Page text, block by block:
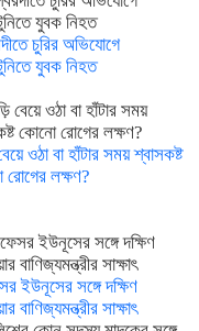
চুরির অভিযোগে
যুবক নিহত
ওঠা বা হাঁটার সময় শ্বাসকষ্ট
লক্ষণ?
ইউনূসের সঙ্গে দক্ষিণ
বাণিজ্যমন্ত্রীর সাক্ষাৎ